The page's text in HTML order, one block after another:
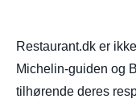
Restaurant.dk er
Michelin-guiden og
tilhørende deres